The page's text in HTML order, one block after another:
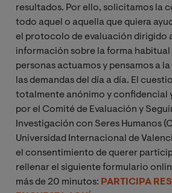
resultados. Por ello, solicitamos la
todo aquel o aquella que quiera
el protocolo de evaluación dirigido
información sobre la forma habitual
personas actuamos y pensamos a
las demandas del día a día. El
totalmente anónimo y confidencial
por el Comité de Evaluación y
Investigación con Seres Humanos
Universidad Internacional de
el consentimiento de querer
rellenar el siguiente formulario
más de 20 minutos: PARTICIPA